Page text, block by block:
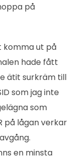
på
komma ut på
hade fått
ätit surkräm till
som jag inte
som
på lågan verkar
en minsta